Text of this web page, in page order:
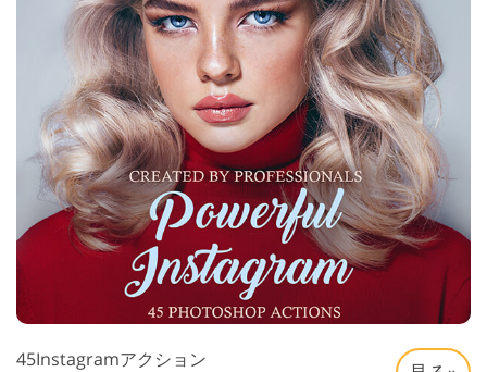
45Instagramアクション